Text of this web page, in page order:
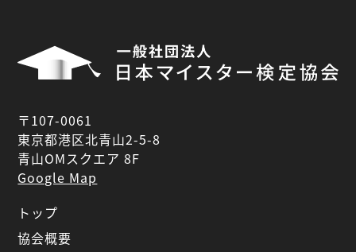
〒107-0061
東京都港区北青山2-5-8
青山OMスクエア 8F
Google Map
トップ
協会概要